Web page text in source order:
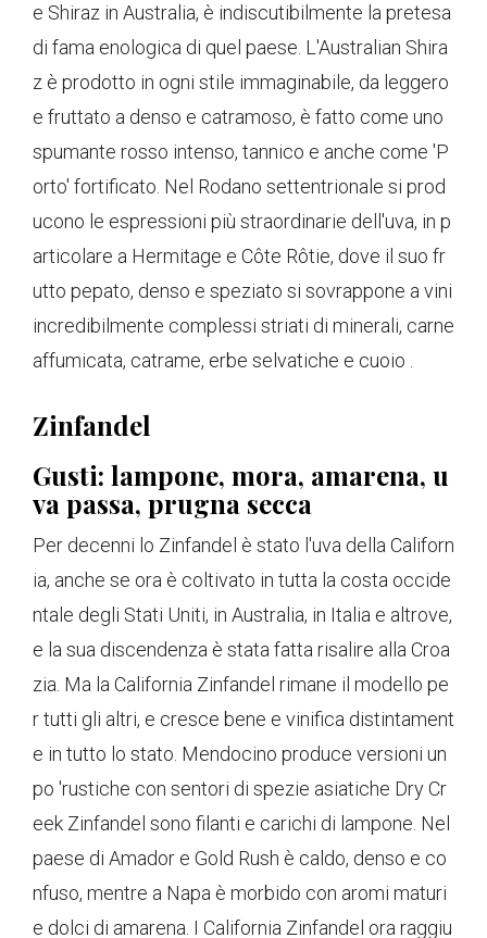
e Shiraz in Australia, è indiscutibilmente la pretesa
di fama enologica di quel paese. L'Australian Shira
z è prodotto in ogni stile immaginabile, da leggero
e fruttato a denso e catramoso, è fatto come uno
spumante rosso intenso, tannico e anche come 'P
orto' fortificato. Nel Rodano settentrionale si prod
ucono le espressioni più straordinarie dell'uva, in p
articolare a Hermitage e Côte Rôtie, dove il suo fr
utto pepato, denso e speziato si sovrappone a vini
incredibilmente complessi striati di minerali, carne
affumicata, catrame, erbe selvatiche e cuoio .
Zinfandel
Gusti: lampone, mora, amarena, u
va passa, prugna secca
Per decenni lo Zinfandel è stato l'uva della Californ
ia, anche se ora è coltivato in tutta la costa occide
ntale degli Stati Uniti, in Australia, in Italia e altrove,
e la sua discendenza è stata fatta risalire alla Croa
zia. Ma la California Zinfandel rimane il modello pe
r tutti gli altri, e cresce bene e vinifica distintament
e in tutto lo stato. Mendocino produce versioni un
po 'rustiche con sentori di spezie asiatiche Dry Cr
eek Zinfandel sono filanti e carichi di lampone. Nel
paese di Amador e Gold Rush è caldo, denso e co
nfuso, mentre a Napa è morbido con aromi maturi
e dolci di amarena. I California Zinfandel ora raggiu